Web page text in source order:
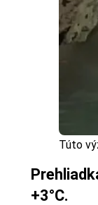
Túto
+3°C.